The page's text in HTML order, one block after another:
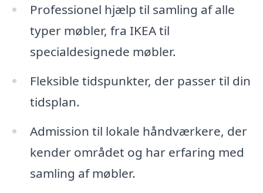
Professionel hjælp til samling af alle
typer møbler, fra IKEA til
specialdesignede møbler.
Fleksible tidspunkter, der passer til din
tidsplan.
Admission til lokale håndværkere, der
kender området og har erfaring med
samling af møbler.